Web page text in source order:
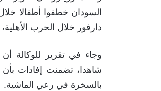
السودان خطفوا أطفالا
دارفور خلال الحرب
وجاء في تقرير للوكالة
شاهدا، تضمنت إفادات
بالسخرة في رعي الماشية.